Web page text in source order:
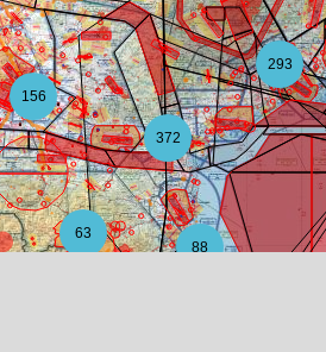
293
372
156
63
88